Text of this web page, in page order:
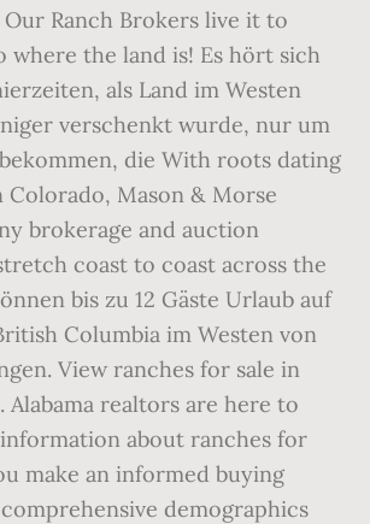
Ranch Brokers live it to
where the land is! Es hört sich
als Land im Westen
verschenkt wurde, nur um
die With roots dating
Colorado, Mason & Morse
brokerage and auction
coast to coast across the
bis zu 12 Gäste Urlaub auf
Columbia im Westen von
View ranches for sale in
Alabama realtors are here to
about ranches for
make an informed buying
demographics